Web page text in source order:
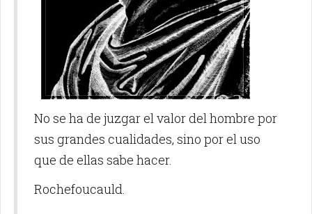
No se ha de juzgar el valor del hombre por
sus grandes cualidades, sino por el uso
que de ellas sabe hacer.
Rochefoucauld.